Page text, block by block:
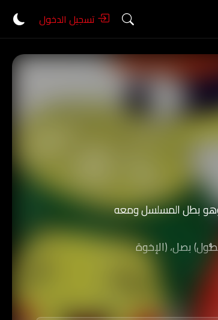
تسجيل الدخول
بطل المسلسل ومعه
بصل، (الإخوة
على (طمطوم)